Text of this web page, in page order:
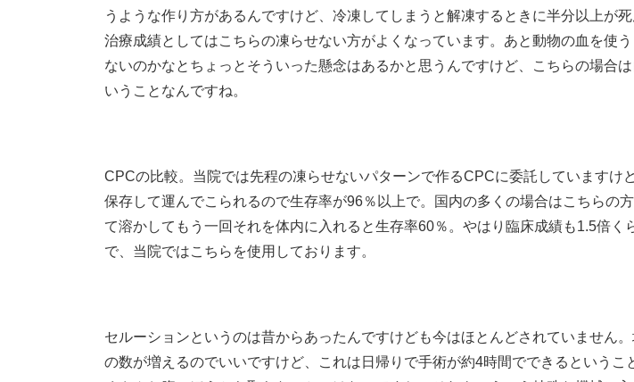
うような作り方があるんですけど、冷凍してしまうと解凍するときに半分以上が
治療成績としてはこちらの凍らせない方がよくなっています。あと動物の血を使
ないのかなとちょっとそういった懸念はあるかと思うんですけど、こちらの場合
いうことなんですね。
CPCの比較。当院では先程の凍らせないパターンで作るCPCに委託していますけ
保存して運んでこられるので生存率が96％以上で。国内の多くの場合はこちらの
て溶かしてもう一回それを体内に入れると生存率60％。やはり臨床成績も1.5倍く
で、当院ではこちらを使用しております。
セルーションというのは昔からあったんですけども今はほとんどされていません
の数が増えるのでいいですけど、これは日帰りで手術が約4時間でできるというこ